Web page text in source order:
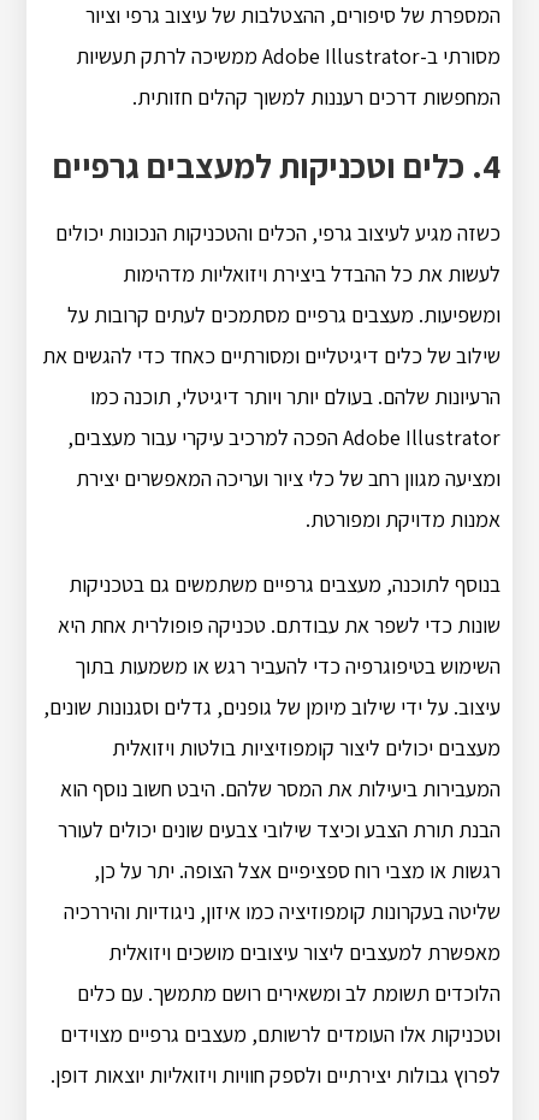
המספרת של סיפורים, ההצטלבות של עיצוב גרפי וציור
מסורתי ב-Adobe Illustrator ממשיכה לרתק תעשיות
המחפשות דרכים רעננות למשוך קהלים חזותית.
4. כלים וטכניקות למעצבים גרפיים
כשזה מגיע לעיצוב גרפי, הכלים והטכניקות הנכונות יכולים
לעשות את כל ההבדל ביצירת ויזואליות מדהימות
ומשפיעות. מעצבים גרפיים מסתמכים לעתים קרובות על
שילוב של כלים דיגיטליים ומסורתיים כאחד כדי להגשים את
הרעיונות שלהם. בעולם יותר ויותר דיגיטלי, תוכנה כמו
Adobe Illustrator הפכה למרכיב עיקרי עבור מעצבים,
ומציעה מגוון רחב של כלי ציור ועריכה המאפשרים יצירת
אמנות מדויקת ומפורטת.
בנוסף לתוכנה, מעצבים גרפיים משתמשים גם בטכניקות
שונות כדי לשפר את עבודתם. טכניקה פופולרית אחת היא
השימוש בטיפוגרפיה כדי להעביר רגש או משמעות בתוך
עיצוב. על ידי שילוב מיומן של גופנים, גדלים וסגנונות שונים,
מעצבים יכולים ליצור קומפוזיציות בולטות ויזואלית
המעבירות ביעילות את המסר שלהם. היבט חשוב נוסף הוא
הבנת תורת הצבע וכיצד שילובי צבעים שונים יכולים לעורר
רגשות או מצבי רוח ספציפיים אצל הצופה. יתר על כן,
שליטה בעקרונות קומפוזיציה כמו איזון, ניגודיות והיררכיה
מאפשרת למעצבים ליצור עיצובים מושכים ויזואלית
הלוכדים תשומת לב ומשאירים רושם מתמשך. עם כלים
וטכניקות אלו העומדים לרשותם, מעצבים גרפיים מצוידים
לפרוץ גבולות יצירתיים ולספק חוויות ויזואליות יוצאות דופן.